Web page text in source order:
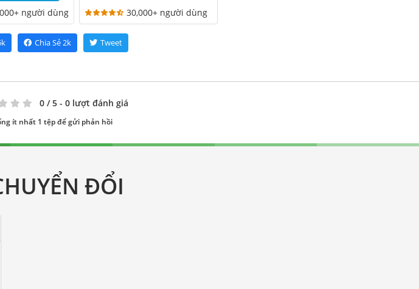
người dùng 30,000+ người dùng
Chia Sẻ2k Tweet
0 / 5 - 0 lượt đánh giá
ít nhất 1 tệp để gửi phản hồi
ĐỔI